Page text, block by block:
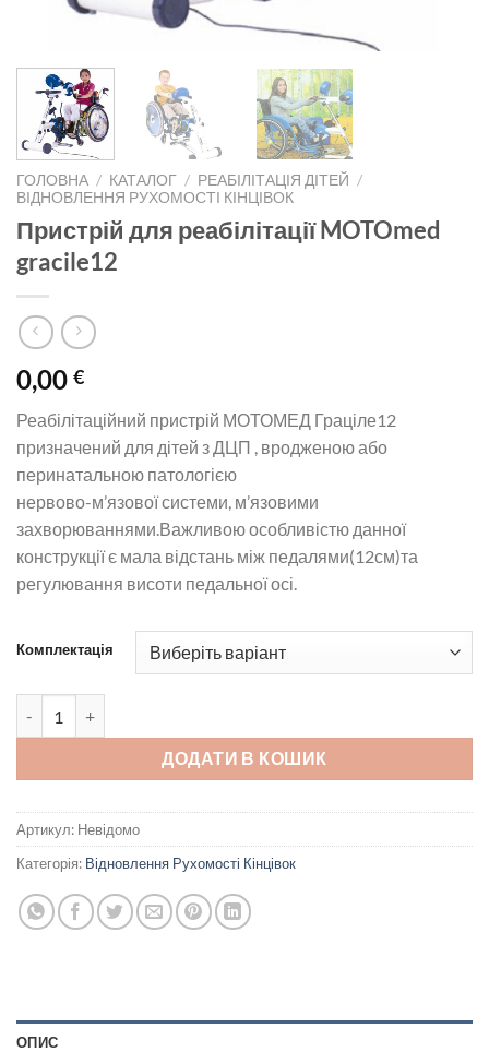
ГОЛОВНА / КАТАЛОГ / РЕАБІЛІТАЦІЯ ДІТЕЙ /
ВІДНОВЛЕННЯ РУХОМОСТІ КІНЦІВОК
Пристрій для реабілітації MOTOmed
gracile12
0,00 €
Реабілітаційний пристрій МОТОМЕД Граціле12
призначений для дітей з ДЦП , вродженою або
перинатальною патологією
нервово-м’язової системи, м’язовими
захворюваннями.Важливою особливістю данної
конструкції є мала відстань між педалями(12см)та
регулювання висоти педальної осі.
Комплектація
ДОДАТИ В КОШИК
Артикул: Невідомо
Категорія: Відновлення Рухомості Кінцівок
ОПИС